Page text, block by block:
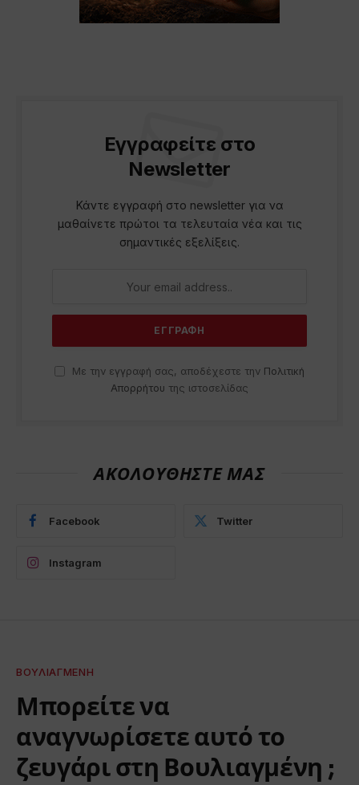
Εγγραφείτε στο
Newsletter
Κάντε εγγραφή στο newsletter για να
μαθαίνετε πρώτοι τα τελευταία νέα και τις
σημαντικές εξελίξεις.
Με την εγγραφή σας, αποδέχεστε την Πολιτική
Απορρήτου της ιστοσελίδας
ΑΚΟΛΟΥΘΗΣΤΕ ΜΑΣ
Facebook Twitter
Instagram
ΒΟΥΛΙΑΓΜΈΝΗ
Μπορείτε να
αναγνωρίσετε αυτό το
ζευγάρι στη Βουλιαγμένη ;